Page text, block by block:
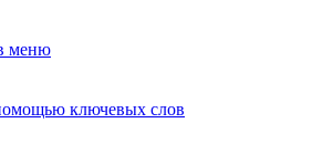
меню
ключевых слов